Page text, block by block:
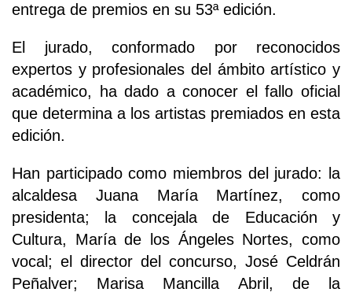
entrega de premios en su 53ª edición.
El jurado, conformado por reconocidos
expertos y profesionales del ámbito artístico y
académico, ha dado a conocer el fallo oficial
que determina a los artistas premiados en esta
edición.
Han participado como miembros del jurado: la
alcaldesa Juana María Martínez, como
presidenta; la concejala de Educación y
Cultura, María de los Ángeles Nortes, como
vocal; el director del concurso, José Celdrán
Peñalver; Marisa Mancilla Abril, de la